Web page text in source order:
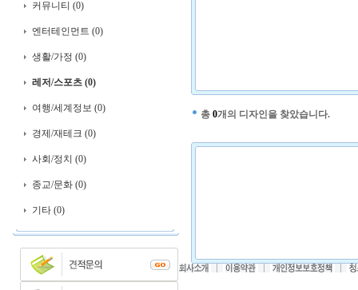
커뮤니티 (0)
엔터테인먼트 (0)
생활/가정 (0)
레저/스포츠 (0)
여행/세계정보 (0)
경제/재테크 (0)
사회/정치 (0)
종교/문화 (0)
기타 (0)
총 0개의 디자인을 찾았습니다.